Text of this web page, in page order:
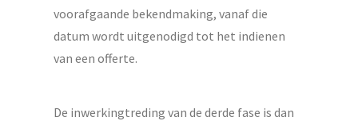
voorafgaande bekendmaking, vanaf die
datum wordt uitgenodigd tot het indienen
van een offerte.
De inwerkingtreding van de derde fase is dan